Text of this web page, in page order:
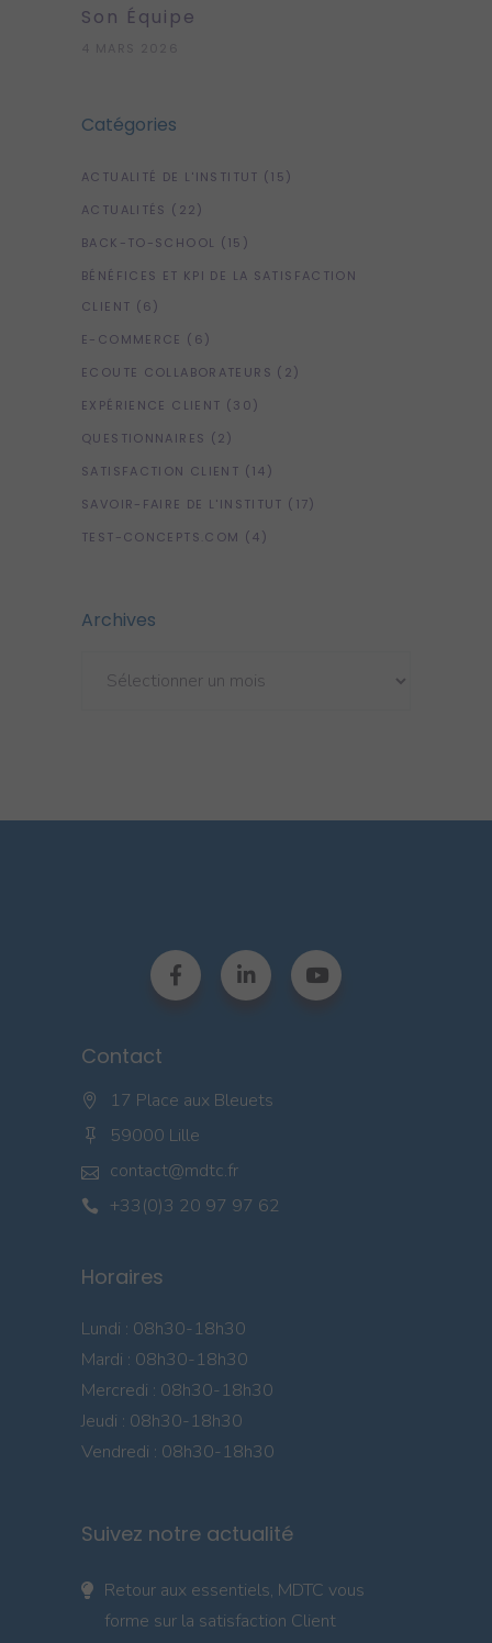
Son Équipe
Catégories
ACTUALITÉ DE L'INSTITUT (15)
ACTUALITÉS (22)
BACK-TO-SCHOOL (15)
BÉNÉFICES ET KPI DE LA SATISFACTION
CLIENT (6)
E-COMMERCE (6)
ECOUTE COLLABORATEURS (2)
EXPÉRIENCE CLIENT (30)
QUESTIONNAIRES (2)
SATISFACTION CLIENT (14)
SAVOIR-FAIRE DE L'INSTITUT (17)
TEST-CONCEPTS.COM (4)
Archives
Contact
17 Place aux Bleuets
59000 Lille
contact@mdtc.fr
+33(0)3 20 97 97 62
Horaires
Lundi : 08h30-18h30
Mardi : 08h30-18h30
Mercredi : 08h30-18h30
Jeudi : 08h30-18h30
Vendredi : 08h30-18h30
Suivez notre actualité
Retour aux essentiels, MDTC vous
forme sur la satisfaction Client